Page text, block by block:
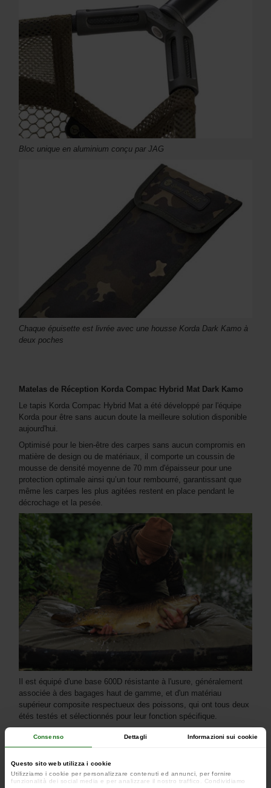
Consenso Dettagli Informazioni sui cookie
Questo sito web utilizza i cookie
Utilizziamo i cookie per personalizzare contenuti ed annunci, per fornire
funzionalità dei social media e per analizzare il nostro traffico. Condividiamo
Bloc unique en aluminium conçu par JAG
Chaque épuisette est livrée avec une housse Korda Dark Kamo à
deux poches
Matelas de Réception Korda Compac Hybrid Mat Dark Kamo
Le tapis Korda Compac Hybrid Mat a été développé par l'équipe
Korda pour être sans aucun doute la meilleure solution disponible
aujourd'hui.
Optimisé pour le bien-être des carpes sans aucun compromis en
matière de design ou de matériaux, il comporte un coussin de
mousse de densité moyenne de 70 mm d'épaisseur pour une
protection optimale ainsi qu’un tour rembourré, garantissant que
même les carpes les plus agitées restent en place pendant le
décrochage et la pesée.
Il est équipé d'une base 600D résistante à l'usure, généralement
associée à des bagages haut de gamme, et d'un matériau
supérieur composite respectueux des poissons, qui ont tous deux
étés testés et sélectionnés pour leur fonction spécifique.